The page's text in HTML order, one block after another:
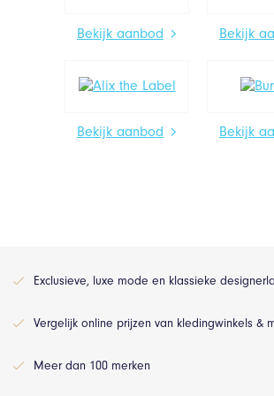
Bekijk aanbod Bekijk
Bekijk aanbod Bekijk
Exclusieve, luxe mode en klassieke
Vergelijk online prijzen van kledingwinkels &
Meer dan 100 merken